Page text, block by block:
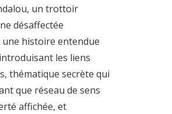
un trottoir
désaffectée
histoire entendue
les liens
thématique secrète qui
que réseau de sens
affichée, et